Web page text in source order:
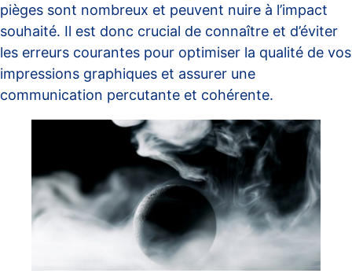
pièges sont nombreux et peuvent nuire à l’impact
souhaité. Il est donc crucial de connaître et d’éviter
les erreurs courantes pour optimiser la qualité de vos
impressions graphiques et assurer une
communication percutante et cohérente.